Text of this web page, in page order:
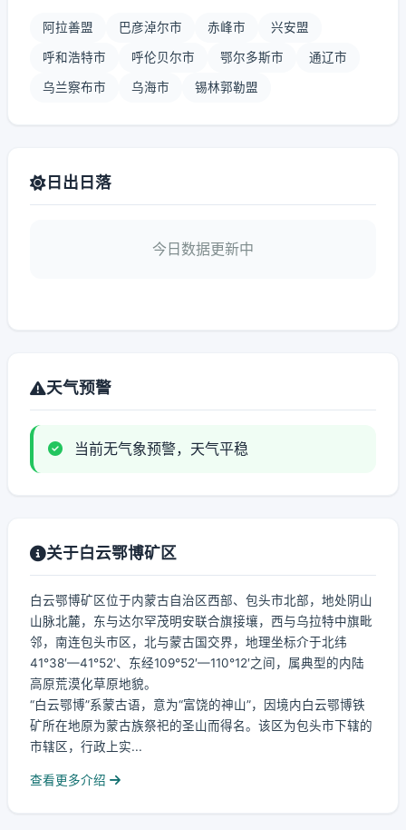
阿拉善盟 巴彦淖尔市 赤峰市 兴安盟
呼和浩特市 呼伦贝尔市 鄂尔多斯市 通辽市
乌兰察布市 乌海市 锡林郭勒盟
日出日落
今日数据更新中
天气预警
当前无气象预警，天气平稳
关于白云鄂博矿区
白云鄂博矿区位于内蒙古自治区西部、包头市北部，地处阴山
山脉北麓，东与达尔罕茂明安联合旗接壤，西与乌拉特中旗毗
邻，南连包头市区，北与蒙古国交界，地理坐标介于北纬
41°38′—41°52′、东经109°52′—110°12′之间，属典型的内陆
高原荒漠化草原地貌。
“白云鄂博”系蒙古语，意为“富饶的神山”，因境内白云鄂博铁
矿所在地原为蒙古族祭祀的圣山而得名。该区为包头市下辖的
市辖区，行政上实...
查看更多介绍